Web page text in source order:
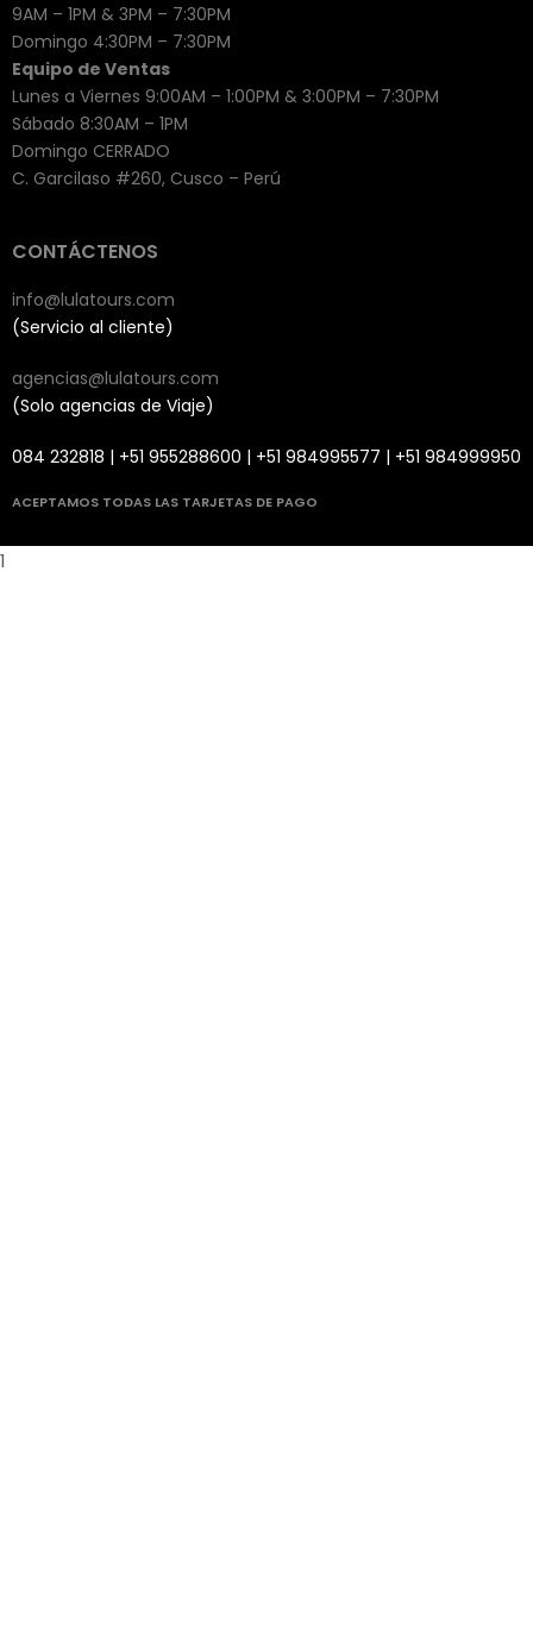
9AM – 1PM & 3PM – 7:30PM
Domingo 4:30PM – 7:30PM
Equipo de Ventas
Lunes a Viernes 9:00AM – 1:00PM & 3:00PM – 7:30PM
Sábado 8:30AM – 1PM
Domingo CERRADO
C. Garcilaso #260, Cusco – Perú
CONTÁCTENOS
info@lulatours.com
(Servicio al cliente)
agencias@lulatours.com
(Solo agencias de Viaje)
084 232818 | +51 955288600 | +51 984995577 | +51 984999950
ACEPTAMOS TODAS LAS TARJETAS DE PAGO
panel
1